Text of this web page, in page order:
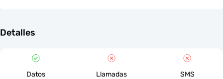
Detalles
Datos Llamadas SMS